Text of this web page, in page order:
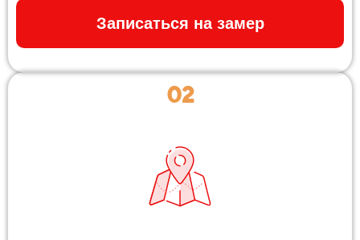
Записаться на замер
02